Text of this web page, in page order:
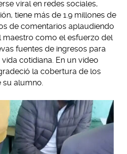
viral en redes sociales,
tiene más de 1.9 millones de
de comentarios aplaudiendo
maestro como el esfuerzo del
fuentes de ingresos para
cotidiana. En un video
la cobertura de los
su alumno.